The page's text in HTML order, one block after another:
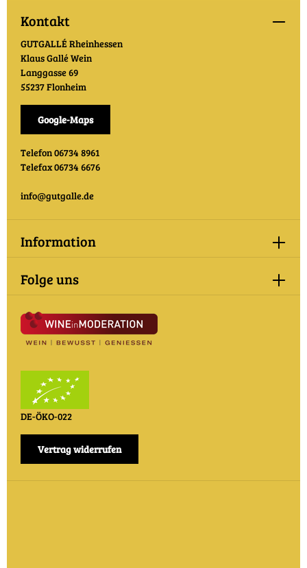
Folge uns
Kontakt
GUTGALLÉ Rheinhessen
Klaus Gallé Wein
Langgasse 69
55237 Flonheim
Google-Maps
Telefon 06734 8961
Telefax 06734 6676
info@gutgalle.de
DE-ÖKO-022
Vertrag widerrufen
Information